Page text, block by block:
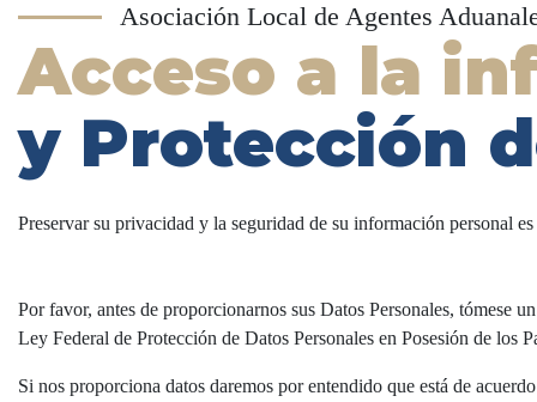
Asociación Local de Agentes
Acceso a la
y Protección
Preservar su privacidad y la seguridad de su información personal
Por favor, antes de proporcionarnos sus Datos Personales, tómese
Ley Federal de Protección de Datos Personales en Posesión de los
Si nos proporciona datos daremos por entendido que está de